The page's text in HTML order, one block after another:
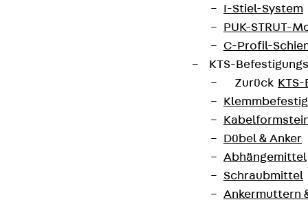
I-Stiel-System
PUK-STRUT-
C-Profil-
KTS-
Zurück
Dübel & Anker
Abhängemittel
Schraubmittel
Ankermuttern